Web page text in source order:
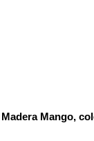
Mango,